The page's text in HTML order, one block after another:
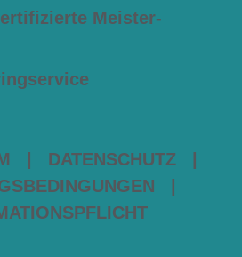
Meister-
DATENSCHUTZ